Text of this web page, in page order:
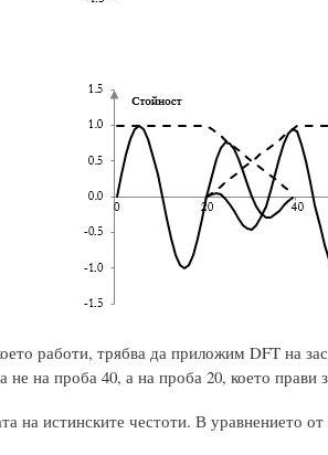
работи, трябва да приложим DFT на
на проба 40, а на проба 20, което прави
на истинските честоти. В уравнението от